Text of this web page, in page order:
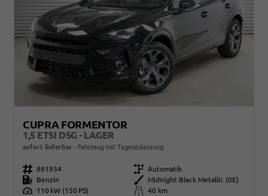
CUPRA FORMENTOR
1,5 ETSI DSG - LAGER
sofort lieferbar Fahrzeug mit Tageszulassung
Fahrzeugnr. 861934 Getriebe Automatik
Kraftstoff
Benzin Außenfarbe
Midnight Black Metallic (0E)
Leistung
110 kW (150 PS) Kilometerstand 40 km